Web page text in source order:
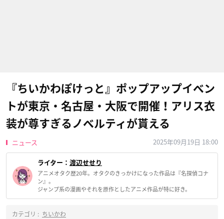
『ちいかわぽけっと』ポップアップイベン
トが東京・名古屋・大阪で開催！アリス衣
装が尊すぎるノベルティが貰える
ニュース 2025年09月19日 18:00
ライター： 渡辺せせり
アニメオタク歴20年。オタクのきっかけになった作品は『名探偵コナ
ン』。
ジャンプ系の漫画やそれを原作としたアニメ作品が特に好き。
カテゴリ : ちいかわ